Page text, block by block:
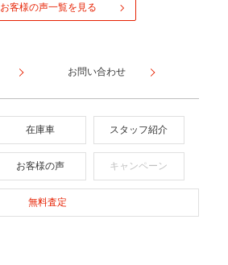
お客様の声一覧を見る
お問い合わせ
在庫車 スタッフ紹介
お客様の声 キャンペーン
無料査定